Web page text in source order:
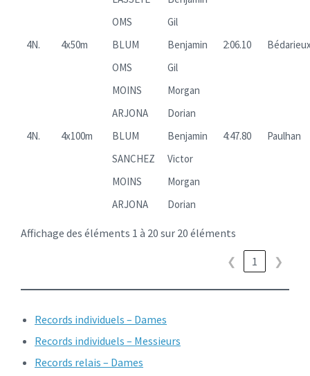
OMS
Gil
4N.
4x50m BLUM Benjamin 2:06.10
OMS
Gil
MOINS
Morgan
ARJONA
Dorian
4N.
4x100m BLUM Benjamin 4:47.80
Paulhan
SANCHEZ
Victor
MOINS
Morgan
ARJONA
Dorian
Affichage des éléments 1 à 20 sur 20 éléments
❮ 1 ❯
Records individuels – Dames
Records individuels – Messieurs
Records relais – Dames